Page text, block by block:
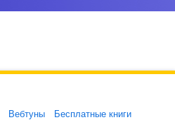
Вебтуны
Бесплатные книги